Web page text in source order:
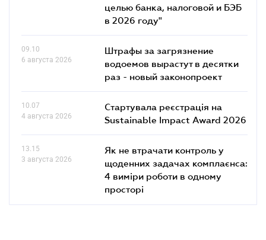
целью банка, налоговой и БЭБ
в 2026 году"
09.10
6 августа 2026
Штрафы за загрязнение
водоемов вырастут в десятки
раз - новый законопроект
10.07
4 августа 2026
Стартувала реєстрація на
Sustainable Impact Award 2026
13.15
3 августа 2026
Як не втрачати контроль у
щоденних задачах комплаєнса:
4 виміри роботи в одному
просторі